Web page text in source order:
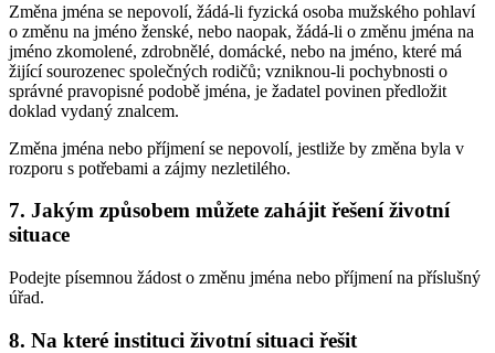
Změna jména se nepovolí, žádá-li fyzická osoba mužského pohlaví
o změnu na jméno ženské, nebo naopak, žádá-li o změnu jména na
jméno zkomolené, zdrobnělé, domácké, nebo na jméno, které má
žijící sourozenec společných rodičů; vzniknou-li pochybnosti o
správné pravopisné podobě jména, je žadatel povinen předložit
doklad vydaný znalcem.
Změna jména nebo příjmení se nepovolí, jestliže by změna byla v
rozporu s potřebami a zájmy nezletilého.
7. Jakým způsobem můžete zahájit řešení životní
situace
Podejte písemnou žádost o změnu jména nebo příjmení na příslušný
úřad.
8. Na které instituci životní situaci řešit